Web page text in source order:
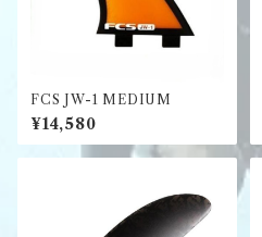
FCS JW-1 MEDIUM
¥14,580